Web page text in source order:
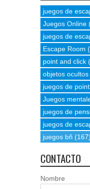
juegos de
Juegos Online
juegos de
Escape Room
point and click
objetos ocultos
juegos de
Juegos
juegos de
juegos de
juegos bñ (167)
CONTACTO
Nombre